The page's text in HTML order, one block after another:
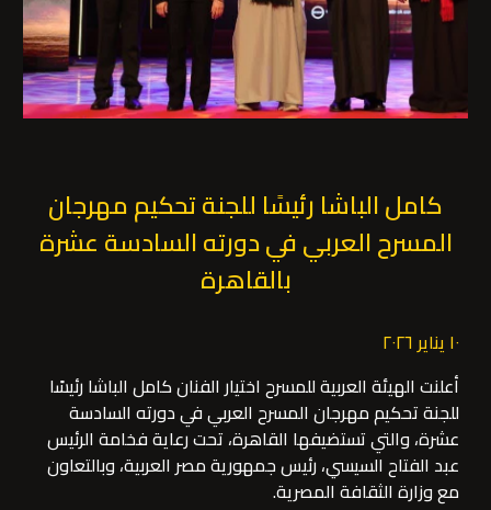
كامل الباشا رئيسًا للجنة تحكيم مهرجان
المسرح العربي في دورته السادسة عشرة
بالقاهرة
١٠ يناير ٢٠٢٦
أعلنت الهيئة العربية للمسرح اختيار الفنان كامل الباشا رئيسًا
للجنة تحكيم مهرجان المسرح العربي في دورته السادسة
عشرة، والتي تستضيفها القاهرة، تحت رعاية فخامة الرئيس
عبد الفتاح السيسي، رئيس جمهورية مصر العربية، وبالتعاون
مع وزارة الثقافة المصرية.